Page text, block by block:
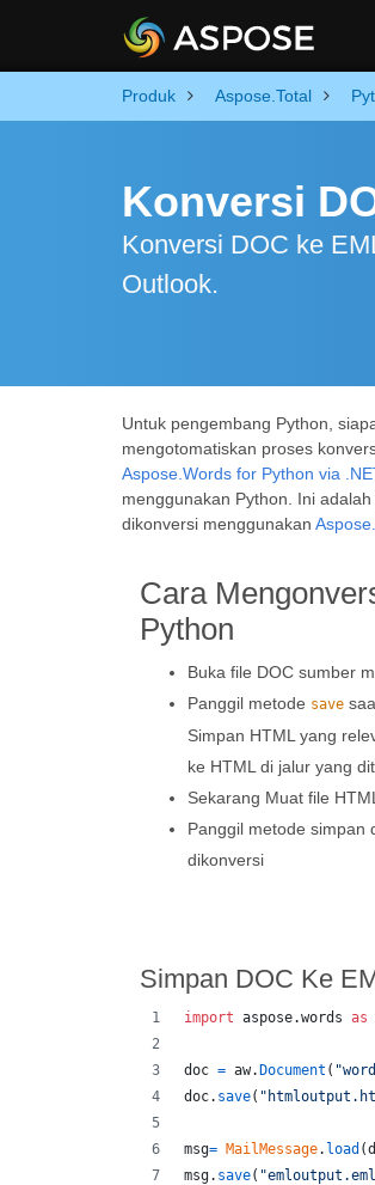
Produk Aspose.Total
Konversi
Konversi DOC ke
Outlook.
Untuk pengembang Python,
mengotomatiskan proses
Aspose.Words for Python via
menggunakan Python. Ini
dikonversi menggunakan
Cara
Python
Buka file DOC sumber
Panggil metode save
Simpan HTML yang
ke HTML di jalur yang
Sekarang Muat file
Panggil metode simpan
dikonversi
Simpan DOC Ke
import aspose.words as
doc = aw. Document (
doc. save(
msg= MailMessage. load (
msg. save(